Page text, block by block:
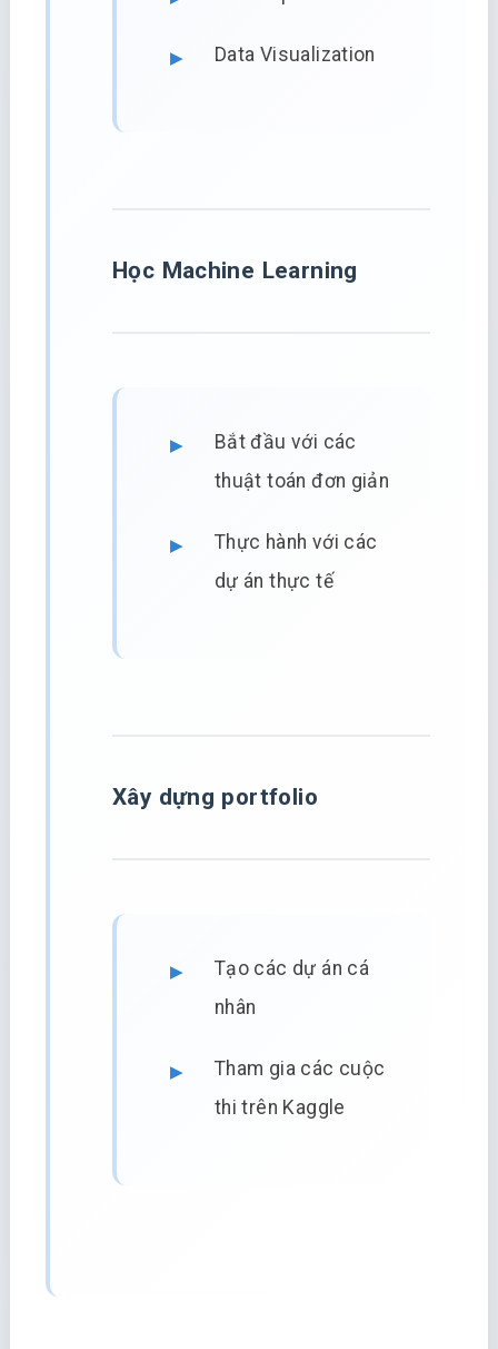
Data Visualization
Học Machine Learning
Bắt đầu với các
thuật toán đơn giản
Thực hành với các
dự án thực tế
Xây dựng portfolio
Tạo các dự án cá
nhân
Tham gia các cuộc
thi trên Kaggle